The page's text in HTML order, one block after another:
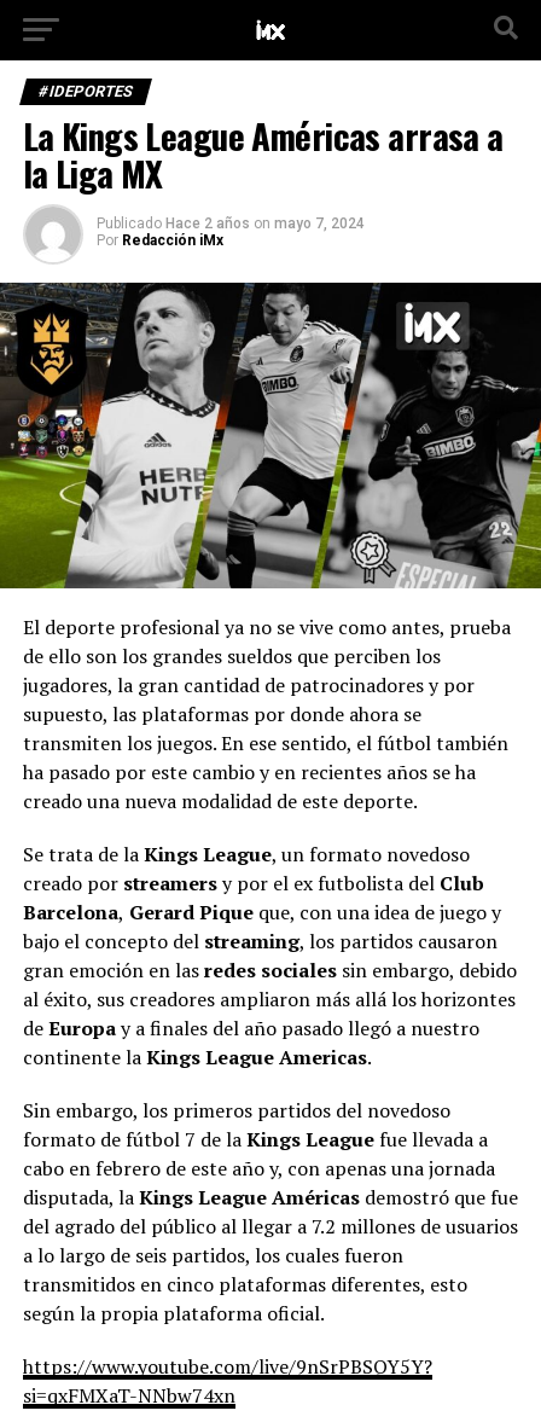
#IDEPORTES
La Kings League Américas arrasa a
la Liga MX
Publicado Hace 2 años on mayo 7, 2024
Por Redacción iMx
El deporte profesional ya no se vive como antes, prueba
de ello son los grandes sueldos que perciben los
jugadores, la gran cantidad de patrocinadores y por
supuesto, las plataformas por donde ahora se
transmiten los juegos. En ese sentido, el fútbol también
ha pasado por este cambio y en recientes años se ha
creado una nueva modalidad de este deporte.
Se trata de laKings League, un formato novedoso
creado por streamersy por el ex futbolista del Club
Barcelona, Gerard Piqueque, con una idea de juego y
bajo el concepto delstreaming, los partidos causaron
gran emoción en lasredes socialessin embargo, debido
al éxito, sus creadores ampliaron más allá los horizontes
deEuropay a finales del año pasado llegó a nuestro
continente laKings League Americas.
Sin embargo, los primeros partidos del novedoso
formato de fútbol 7 de laKings Leaguefue llevada a
cabo en febrero de este año y, con apenas una jornada
disputada, laKings League Américasdemostró que fue
del agrado del público al llegar a 7.2 millones de usuarios
a lo largo de seis partidos, los cuales fueron
transmitidos en cinco plataformas diferentes, esto
según la propia plataforma oficial.
https://www.youtube.com/live/9nSrPBSQY5Y?
si=qxFMXaT-NNbw74xn